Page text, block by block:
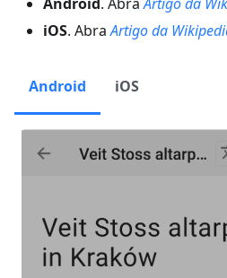
Android. AbraArtigo da
iOS. AbraArtigo da
Android iOS